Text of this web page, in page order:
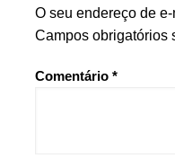
O seu endereço de
Campos obrigatórios
Comentário *